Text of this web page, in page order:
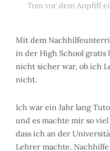
Tom vor dem Anpfiff
Mit dem
in der High School
nicht sicher war, ob ich
nicht.
Ich war ein Jahr lang
und es machte mir so
dass ich an der
Lehrer machte.